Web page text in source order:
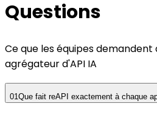
Questions
Ce que les équipes
agrégateur d'API IA
01Que fait reAPI exactement à chaque